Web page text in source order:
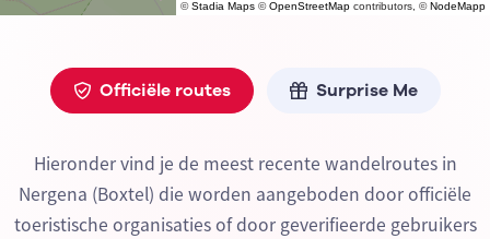
©Stadia Maps ©OpenStreetMap contributors, ©NodeMapp
Officiële routes Surprise Me
Hieronder vind je de meest recente wandelroutes in
Nergena (Boxtel) die worden aangeboden door officiële
toeristische organisaties of door geverifieerde gebruikers